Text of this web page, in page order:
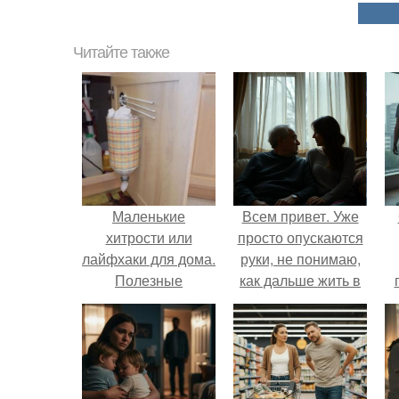
Читайте также
Маленькие
хитрости или
лайфхаки для дома.
Полезные
лайфхаки для дома
и кухни своими
руками. Фото,
инструкции
Всем привет. Уже
просто опускаются
руки, не понимаю,
как дальше жить в
этой ситуации.